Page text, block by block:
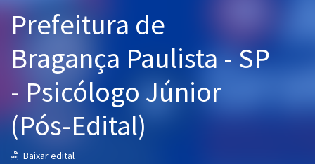
Cursos 20% OFF
Pós
Graduação
OAB
Prefeitura de
Bragança Paulista - SP
- Psicólogo Júnior
(Pós-Edital)
Baixar edital